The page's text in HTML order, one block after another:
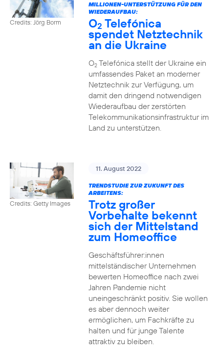
Credits: Jörg Borm
MILLIONEN-UNTERSTÜTZUNG FÜR DEN
WIEDERAUFBAU:
O2 Telefónica
spendet Netztechnik
an die Ukraine
O2Telefónica stellt der Ukraine ein
umfassendes Paket an moderner
Netztechnik zur Verfügung, um
damit den dringend notwendigen
Wiederaufbau der zerstörten
Telekommunikationsinfrastruktur im
Land zu unterstützen.
Credits: Getty Images
11. August 2022
TRENDSTUDIE ZUR ZUKUNFT DES
ARBEITENS:
Trotz großer
Vorbehalte bekennt
sich der Mittelstand
zum Homeoffice
Geschäftsführer:innen
mittelständischer Unternehmen
bewerten Homeoffice nach zwei
Jahren Pandemie nicht
uneingeschränkt positiv. Sie wollen
es aber dennoch weiter
ermöglichen, um Fachkräfte zu
halten und für junge Talente
attraktiv zu bleiben.